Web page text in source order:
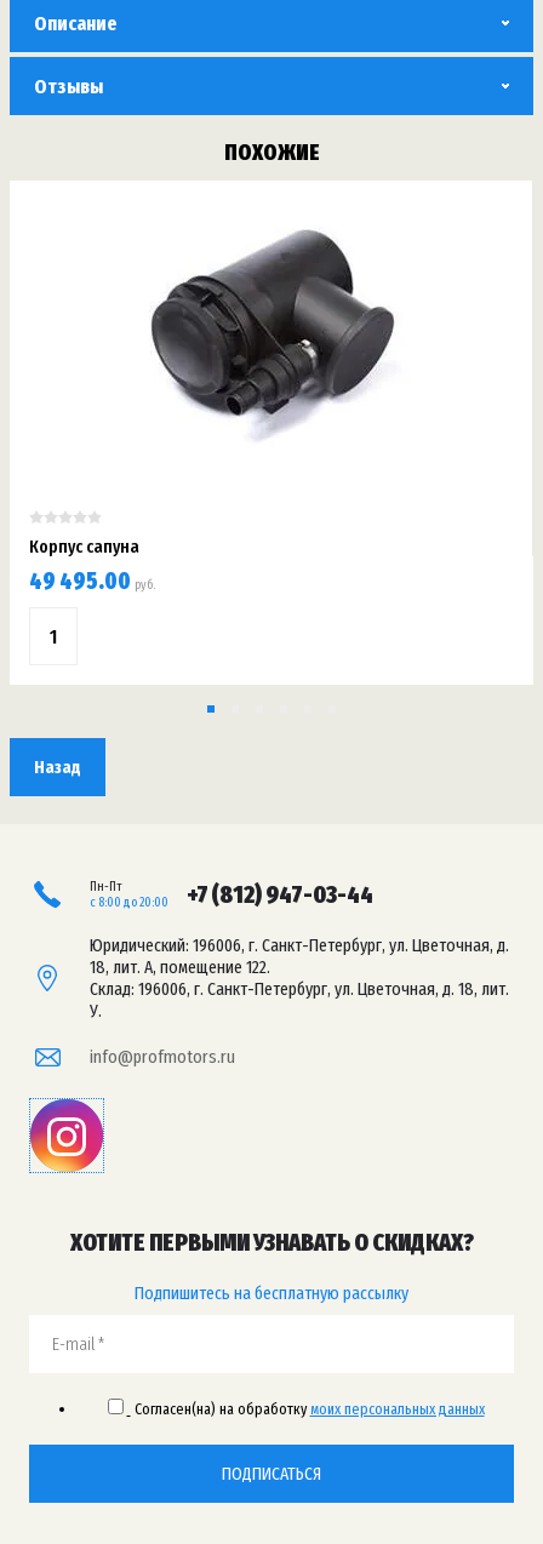
Описание
Отзывы
ПОХОЖИЕ
Корпус сапуна
49 495.00 руб.
Назад
Пн-Пт
с 8:00 до 20:00
+7 (812) 947-03-44
Юридический: 196006, г. Санкт-Петербург, ул. Цветочная, д.
18, лит. А, помещение 122.
Склад: 196006, г. Санкт-Петербург, ул. Цветочная, д. 18, лит.
У.
info@profmotors.ru
ХОТИТЕ ПЕРВЫМИ УЗНАВАТЬ О СКИДКАХ?
Подпишитесь на бесплатную рассылку
Согласен(на) на обработкумоих персональных данных
ПОДПИСАТЬСЯ